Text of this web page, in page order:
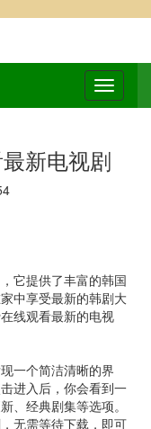
新电视剧
它提供了丰富的韩国
中享受最新的韩剧大
线观看最新的电视
一个简洁清晰的界
进入后，你会看到一
、经典剧集等选项。
无需等待下载，即可